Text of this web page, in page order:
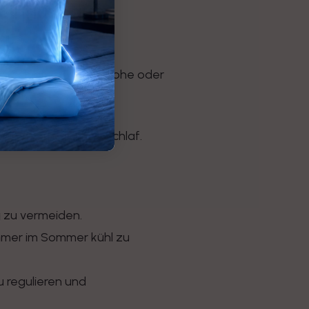
auf
Schlafes. Eine zu hohe oder
erholsamen Schlaf.
vermeiden.
im Sommer kühl zu
regulieren und